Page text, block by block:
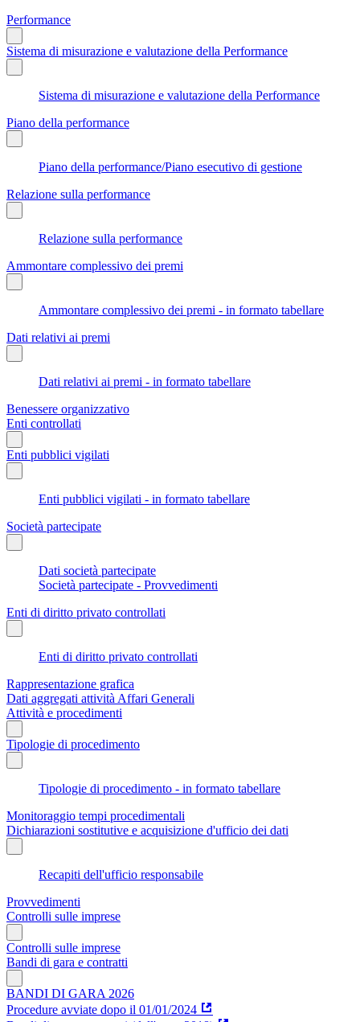
Performance
Sistema di misurazione e valutazione della Performance
Sistema di misurazione e valutazione della Performance
Piano della performance
Piano della performance/Piano esecutivo di gestione
Relazione sulla performance
Relazione sulla performance
Ammontare complessivo dei premi
Ammontare complessivo dei premi - in formato tabellare
Dati relativi ai premi
Dati relativi ai premi - in formato tabellare
Benessere organizzativo
Enti controllati
Enti pubblici vigilati
Enti pubblici vigilati - in formato tabellare
Società partecipate
Dati società partecipate
Società partecipate - Provvedimenti
Enti di diritto privato controllati
Enti di diritto privato controllati
Rappresentazione grafica
Dati aggregati attività Affari Generali
Attività e procedimenti
Tipologie di procedimento
Tipologie di procedimento - in formato tabellare
Monitoraggio tempi procedimentali
Dichiarazioni sostitutive e acquisizione d'ufficio dei dati
Recapiti dell'ufficio responsabile
Provvedimenti
Controlli sulle imprese
Controlli sulle imprese
Bandi di gara e contratti
BANDI DI GARA 2026
Procedure avviate dopo il 01/01/2024